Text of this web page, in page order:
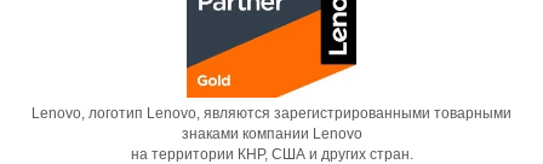
Lenovo, логотип Lenovo, являются зарегистрированными товарными
знаками компании Lenovo
на территории КНР, США и других стран.